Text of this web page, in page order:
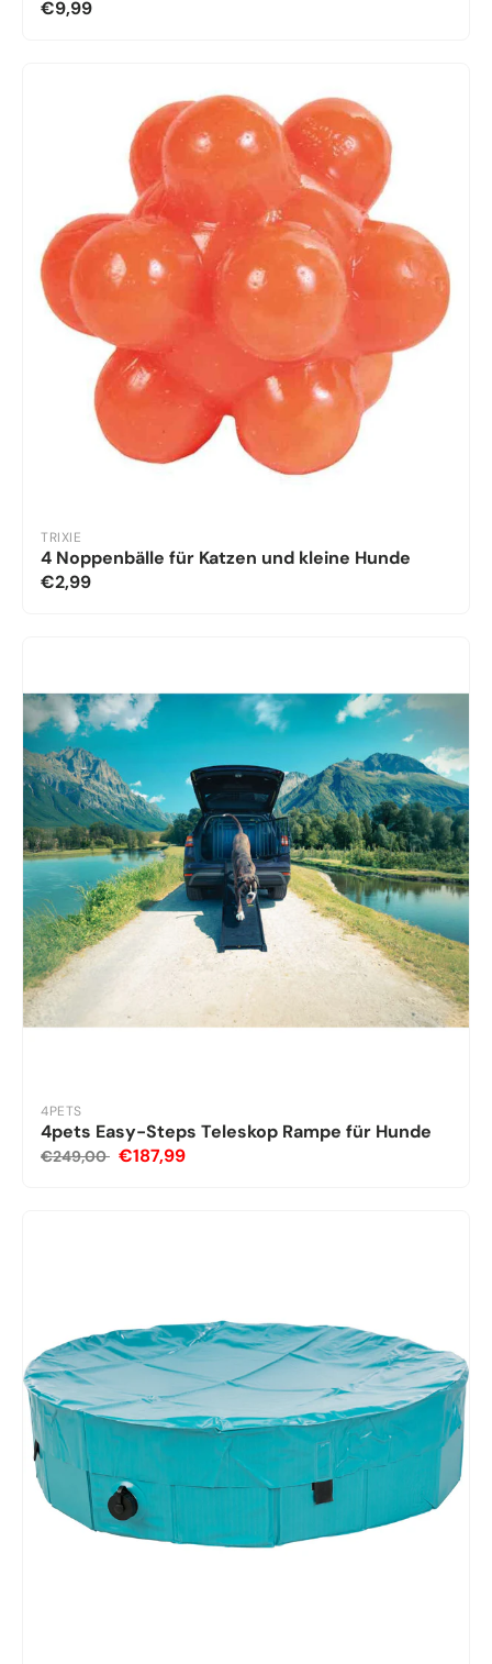
€9,99
TRIXIE
4 Noppenbälle für Katzen und kleine Hunde
€2,99
4PETS
4pets Easy-Steps Teleskop Rampe für Hunde
€249,00 €187,99